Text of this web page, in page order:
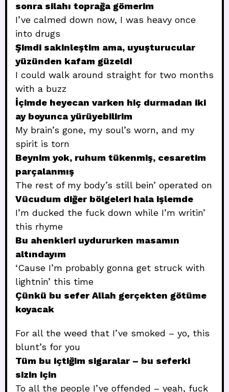
sonra silahı toprağa gömerim
I’ve calmed down now, I was heavy once
into drugs
Şimdi sakinleştim ama, uyuşturucular
yüzünden kafam güzeldi
I could walk around straight for two months
with a buzz
İçimde heyecan varken hiç durmadan iki
ay boyunca yürüyebilirim
My brain’s gone, my soul’s worn, and my
spirit is torn
Beynim yok, ruhum tükenmiş, cesaretim
parçalanmış
The rest of my body’s still bein’ operated on
Vücudum diğer bölgeleri hala işlemde
I’m ducked the fuck down while I’m writin’
this rhyme
Bu ahenkleri uydururken masamın
altındayım
‘Cause I’m probably gonna get struck with
lightnin’ this time
Çünkü bu sefer Allah gerçekten götüme
koyacak
For all the weed that I’ve smoked – yo, this
blunt’s for you
Tüm bu içtiğim sigaralar – bu seferki
sizin için
To all the people I’ve offended – yeah, fuck